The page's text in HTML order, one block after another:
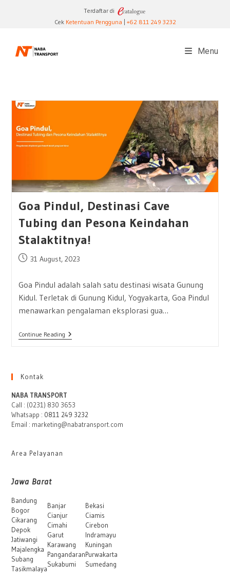
Terdaftar di
CekKetentuan Pengguna +62 811 249 3232
Menu
Goa Pindul, Destinasi Cave
Tubing dan Pesona Keindahan
Stalaktitnya!
Post31 August, 2023
Goa Pindul adalah salah satu destinasi wisata Gunung
Kidul. Terletak di Gunung Kidul, Yogyakarta, Goa Pindul
menawarkan pengalaman eksplorasi gua…
Continue ReadingGoa
Pindul,
Keindahan
Stalaktitnya!
Kontak
NABA TRANSPORT
Call : (0231) 830 3653
Whatsapp : 0811 249 3232
Email : marketing@nabatransport.com
Area Pelayanan
Jawa Barat
Bandung
Bogor
Cikarang
Depok
Jatiwangi
Majalengka
Subang
Tasikmalaya
Banjar
Cianjur
Cimahi
Garut
Karawang
Pangandaran
Sukabumi
Bekasi
Ciamis
Cirebon
Indramayu
Kuningan
Purwakarta
Sumedang